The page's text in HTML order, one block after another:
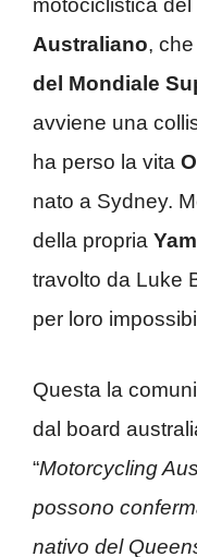
motociclistica del
Australiano,
del Mondiale
avviene una
ha perso la vita
nato a Sydney.
della propria
travolto da Luke
per loro
Questa la
dal board
“Motorcycling
possono
nativo del